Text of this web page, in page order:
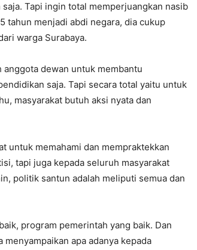
Tapi ingin total memperjuangkan nasib
tahun menjadi abdi negara, dia cukup
warga Surabaya.
anggota dewan untuk membantu
saja. Tapi secara total yaitu untuk
masyarakat butuh aksi nyata dan
untuk memahami dan mempraktekkan
tapi juga kepada seluruh masyarakat
politik santun adalah meliputi semua dan
program pemerintah yang baik. Dan
apa adanya kepada